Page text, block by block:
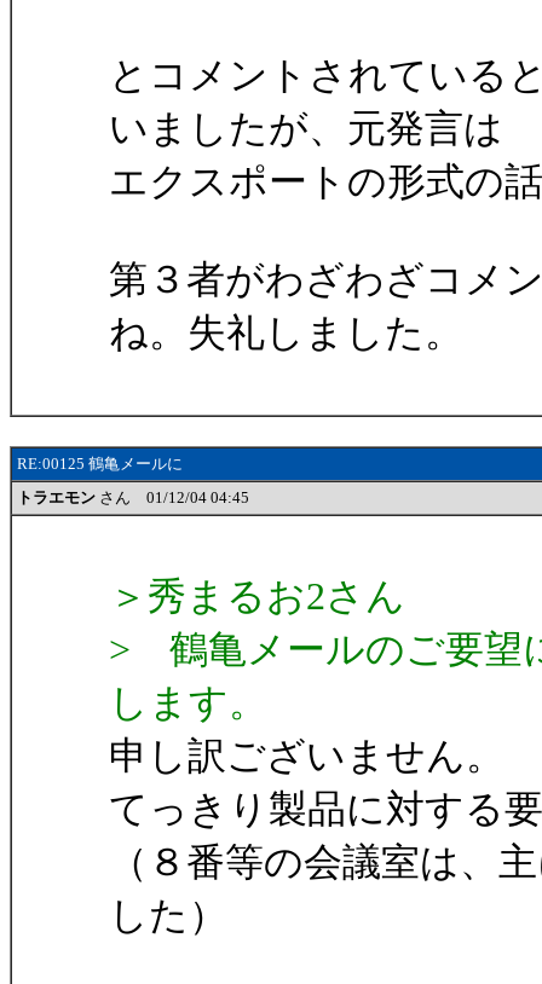
とコメントされている
いましたが、元発言は
エクスポートの形式の
第３者がわざわざコメ
ね。失礼しました。
RE:00125 鶴亀メールに
トラエモン さん 01/12/04 04:45
＞秀まるお2さん
> 鶴亀メールのご要望
します。
申し訳ございません。
てっきり製品に対する
（８番等の会議室は、
した）